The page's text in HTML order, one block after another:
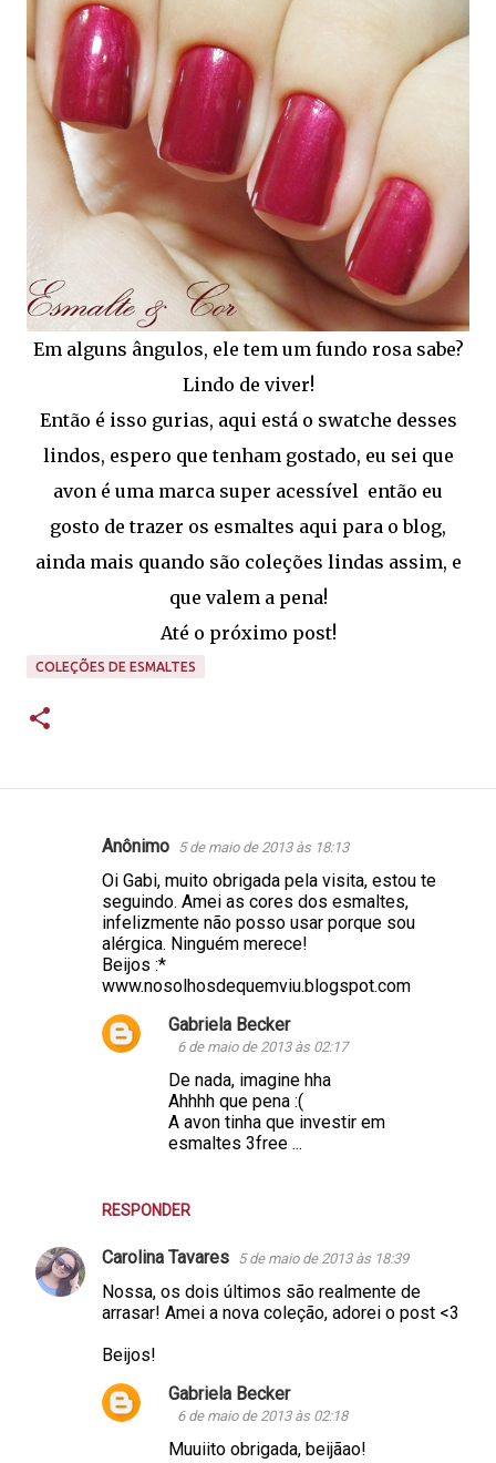
Em alguns ângulos, ele tem um fundo rosa sabe?
Lindo de viver!
Então é isso gurias, aqui está o swatche desses
lindos, espero que tenham gostado, eu sei que
avon é uma marca super acessível então eu
gosto de trazer os esmaltes aqui para o blog,
ainda mais quando são coleções lindas assim, e
que valem a pena!
Até o próximo post!
COLEÇÕES DE ESMALTES
Anônimo 5 de maio de 2013 às 18:13
Oi Gabi, muito obrigada pela visita, estou te
seguindo. Amei as cores dos esmaltes,
infelizmente não posso usar porque sou
alérgica. Ninguém merece!
Beijos :*
www.nosolhosdequemviu.blogspot.com
RESPONDER
Gabriela Becker
6 de maio de 2013 às 02:17
De nada, imagine hha
Ahhhh que pena :(
A avon tinha que investir em
esmaltes 3free ...
Carolina Tavares 5 de maio de 2013 às 18:39
Nossa, os dois últimos são realmente de
arrasar! Amei a nova coleção, adorei o post <3
Beijos!
Gabriela Becker
6 de maio de 2013 às 02:18
Muuiito obrigada, beijãao!